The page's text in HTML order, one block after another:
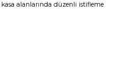
kasa alanlarında düzenli istifleme